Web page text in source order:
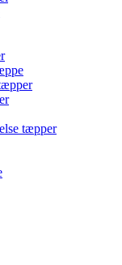
tæpper